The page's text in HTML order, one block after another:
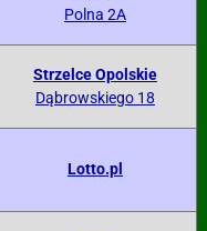
Polna 2A
Strzelce Opolskie
Dąbrowskiego 18
Lotto.pl